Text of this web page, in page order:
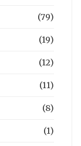
(79)
(19)
(12)
(11)
(8)
(1)